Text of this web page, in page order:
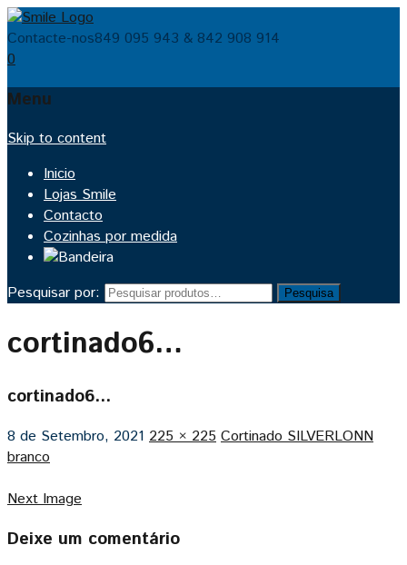
Contacte-nos849 095 943 & 842 908 914
0
Menu
Skip to content
Inicio
Lojas Smile
Contacto
Cozinhas por medida
Pesquisar por: Pesquisa
cortinado6…
cortinado6…
8 de Setembro, 2021 225 × 225 Cortinado SILVERLONN
branco
Next Image
Deixe um comentário